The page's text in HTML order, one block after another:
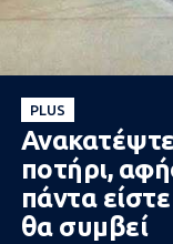
PLUS
Ανακατέψτε
ποτήρι,
πάντα
θα συμβεί